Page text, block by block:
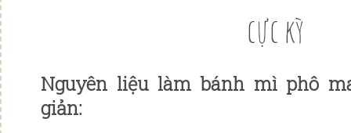
cực kỳ
Nguyên liệu làm bánh mì phô
giản: